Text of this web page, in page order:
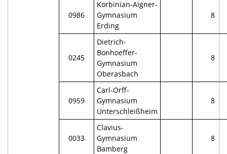
0986
Korbinian-Aigner-
Gymnasium
Erding
8
0245
Dietrich-
Bonhoeffer-
Gymnasium
Oberasbach
8
0959
Carl-Orff-
Gymnasium
Unterschleißheim
8
0033
Clavius-
Gymnasium
Bamberg
8